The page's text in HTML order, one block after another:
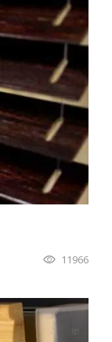
11966